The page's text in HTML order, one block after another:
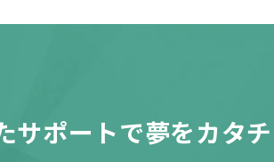
サポートで夢をカタチ